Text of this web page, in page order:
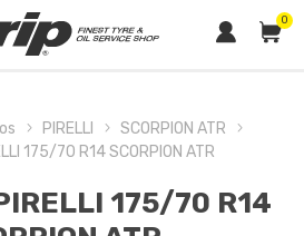
0
PIRELLI
SCORPION ATR
175/70 R14 SCORPION ATR
175/70 R14